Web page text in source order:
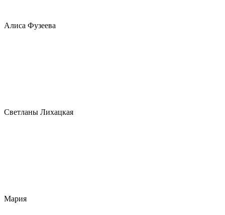
Алиса Фузеева
Светланы Лихацкая
Мария